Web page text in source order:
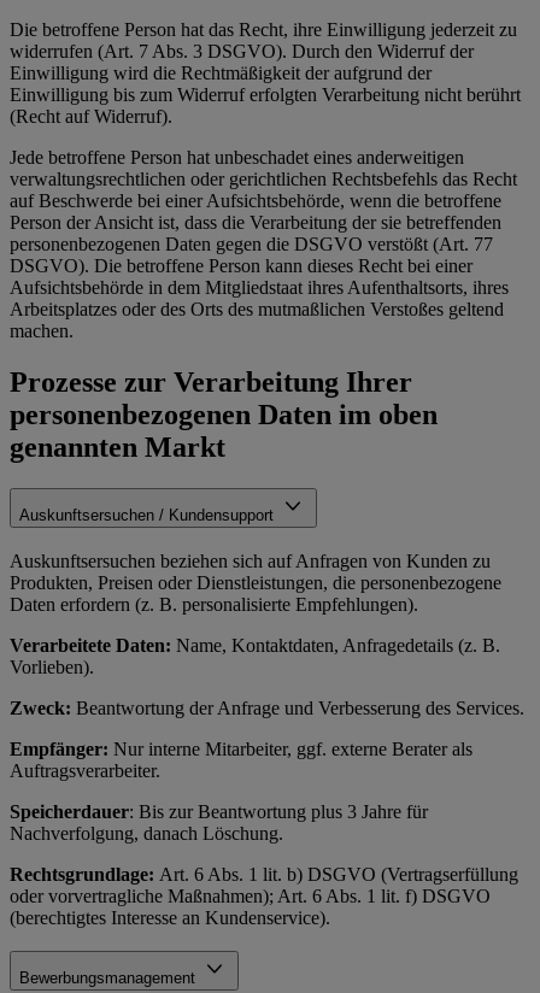
Die betroffene Person hat das Recht, ihre Einwilligung jederzeit zu
widerrufen (Art. 7 Abs. 3 DSGVO). Durch den Widerruf der
Einwilligung wird die Rechtmäßigkeit der aufgrund der
Einwilligung bis zum Widerruf erfolgten Verarbeitung nicht berührt
(Recht auf Widerruf).
Jede betroffene Person hat unbeschadet eines anderweitigen
verwaltungsrechtlichen oder gerichtlichen Rechtsbefehls das Recht
auf Beschwerde bei einer Aufsichtsbehörde, wenn die betroffene
Person der Ansicht ist, dass die Verarbeitung der sie betreffenden
personenbezogenen Daten gegen die DSGVO verstößt (Art. 77
DSGVO). Die betroffene Person kann dieses Recht bei einer
Aufsichtsbehörde in dem Mitgliedstaat ihres Aufenthaltsorts, ihres
Arbeitsplatzes oder des Orts des mutmaßlichen Verstoßes geltend
machen.
Prozesse zur Verarbeitung Ihrer
personenbezogenen Daten im oben
genannten Markt
Auskunftsersuchen / Kundensupport
Auskunftsersuchen beziehen sich auf Anfragen von Kunden zu
Produkten, Preisen oder Dienstleistungen, die personenbezogene
Daten erfordern (z. B. personalisierte Empfehlungen).
Verarbeitete Daten: Name, Kontaktdaten, Anfragedetails (z. B.
Vorlieben).
Zweck: Beantwortung der Anfrage und Verbesserung des Services.
Empfänger: Nur interne Mitarbeiter, ggf. externe Berater als
Auftragsverarbeiter.
Speicherdauer: Bis zur Beantwortung plus 3 Jahre für
Nachverfolgung, danach Löschung.
Rechtsgrundlage: Art. 6 Abs. 1 lit. b) DSGVO (Vertragserfüllung
oder vorvertragliche Maßnahmen); Art. 6 Abs. 1 lit. f) DSGVO
(berechtigtes Interesse an Kundenservice).
Bewerbungsmanagement